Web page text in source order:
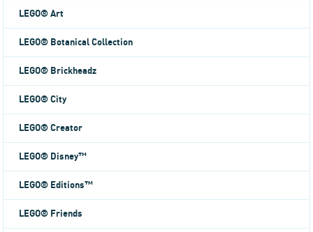
LEGO® Art
LEGO® Botanical Collection
LEGO® Brickheadz
LEGO® City
LEGO® Creator
LEGO® Disney™
LEGO® Editions™
LEGO® Friends